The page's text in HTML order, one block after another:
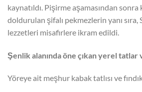
kaynatıldı. Pişirme aşamasından sonra
doldurulan şifalı pekmezlerin yanı sıra,
lezzetleri misafirlere ikram edildi.
Şenlik alanında öne çıkan yerel
Yöreye ait meşhur kabak tatlısı ve